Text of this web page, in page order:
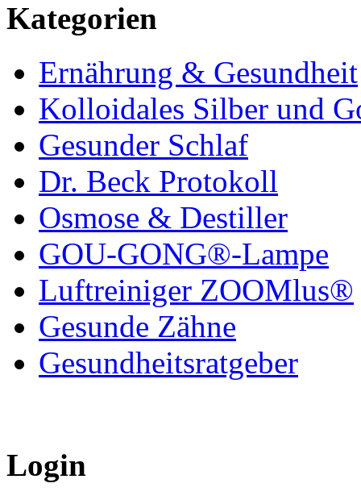
Kategorien
Ernährung & Gesundheit
Kolloidales Silber und
Gesunder Schlaf
Dr. Beck Protokoll
Osmose & Destiller
GOU-GONG®-Lampe
Luftreiniger ZOOMlus®
Gesunde Zähne
Gesundheitsratgeber
Login